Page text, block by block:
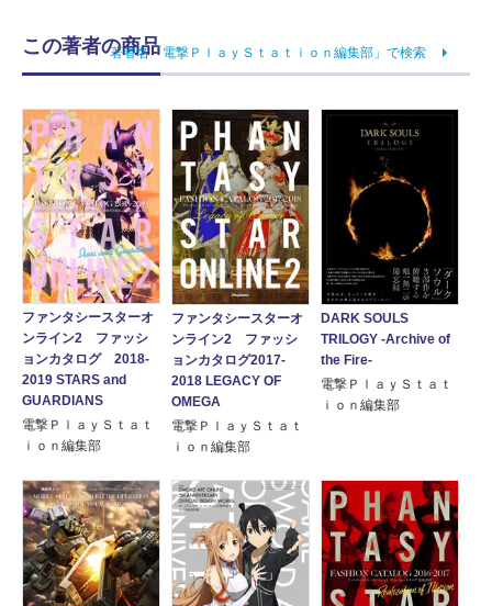
この著者の商品著者名「電撃ＰｌａｙＳｔａｔｉｏｎ編集部」で検索
ファンタシースターオ
ンライン2 ファッシ
ョンカタログ 2018-
2019 STARS and
GUARDIANS
電撃ＰｌａｙＳｔａｔ
ｉｏｎ編集部
ファンタシースターオ
ンライン2 ファッシ
ョンカタログ2017-
2018 LEGACY OF
OMEGA
電撃ＰｌａｙＳｔａｔ
ｉｏｎ編集部
DARK SOULS
TRILOGY -Archive of
the Fire-
電撃ＰｌａｙＳｔａｔ
ｉｏｎ編集部